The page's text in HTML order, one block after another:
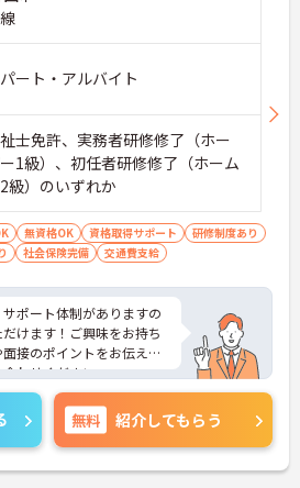
ート・アルバイト
士免許、実務者研修修了（ホー
1級）、初任者研修修了（ホーム
級）のいずれか
無資格OK 資格取得サポート
研修制度あり
社会保険完備 交通費支給
ポート体制がありますの
けます！ご興味をお持ち
接のポイントをお伝えし
わせください。
無料 紹介してもらう